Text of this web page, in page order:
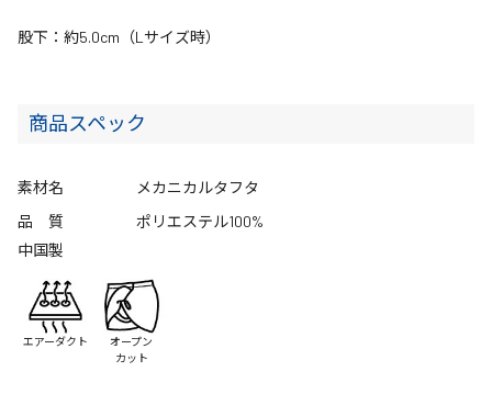
股下：約5.0cm（Lサイズ時）
商品スペック
素材名
メカニカルタフタ
品 質
ポリエステル100%
中国製
エアーダクト
オープン
カット